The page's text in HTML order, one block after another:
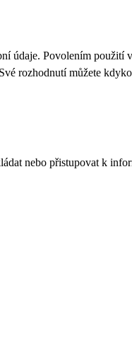
údaje. Povolením použití
rozhodnutí můžete
nebo přistupovat k